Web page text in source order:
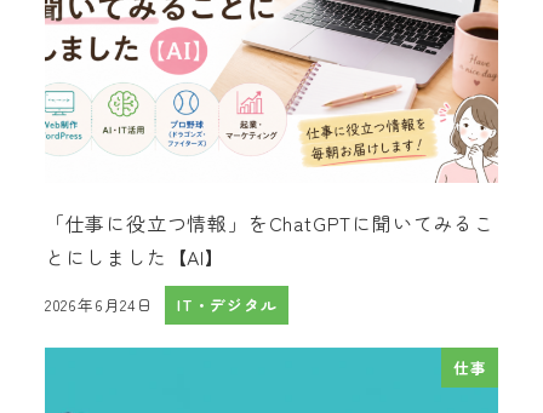
「仕事に役立つ情報」をChatGPTに聞いてみるこ
とにしました【AI】
投稿日
2026年6月24日 IT・デジタル
仕事